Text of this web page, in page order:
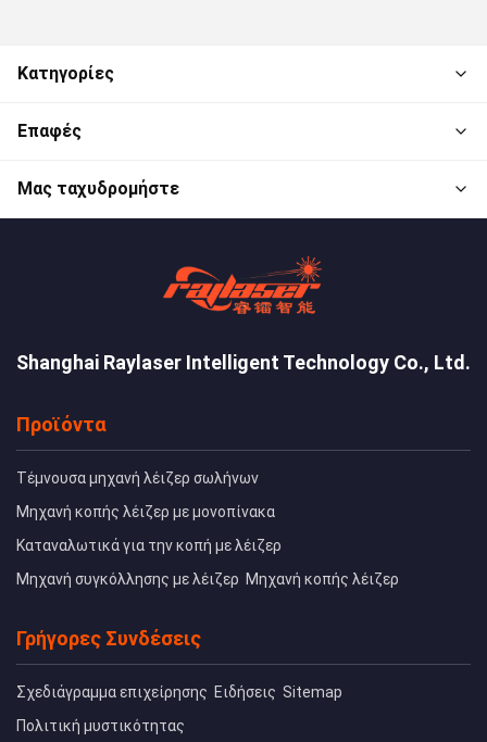
Κατηγορίες
Επαφές
Μας ταχυδρομήστε
Shanghai Raylaser Intelligent Technology Co., Ltd.
Προϊόντα
Τέμνουσα μηχανή λέιζερ σωλήνων
Μηχανή κοπής λέιζερ με μονοπίνακα
Καταναλωτικά για την κοπή με λέιζερ
Μηχανή συγκόλλησης με λέιζερ Μηχανή κοπής λέιζερ
Γρήγορες Συνδέσεις
Σχεδιάγραμμα επιχείρησης Ειδήσεις Sitemap
Πολιτική μυστικότητας